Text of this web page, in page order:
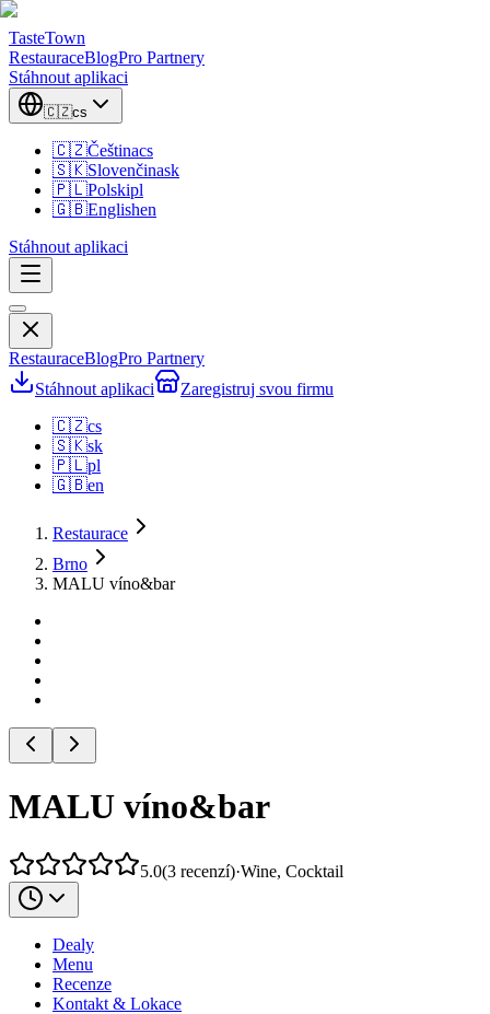
TasteTown
RestauraceBlogPro Partnery
Stáhnout aplikaci
🇨🇿cs
🇨🇿Češtinacs
🇸🇰Slovenčinask
🇵🇱Polskipl
🇬🇧Englishen
Stáhnout aplikaci
RestauraceBlogPro Partnery
Stáhnout aplikaci
Zaregistruj svou firmu
🇨🇿cs
🇸🇰sk
🇵🇱pl
🇬🇧en
Restaurace
Brno
MALU víno&bar
MALU víno&bar
5.0(3 recenzí)·Wine, Cocktail
Dealy
Menu
Recenze
Kontakt & Lokace